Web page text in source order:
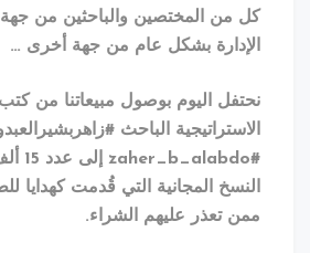
المختصين والباحثين من جهة
بشكل عام من جهة أخرى …
اليوم بوصول مبيعاتنا من كتب مستشار
الباحث #زاهربشيرالعبدو
إلى عدد 15 ألف
المجانية التي قُدمت كهدايا للطلاب
تعذر عليهم الشراء.